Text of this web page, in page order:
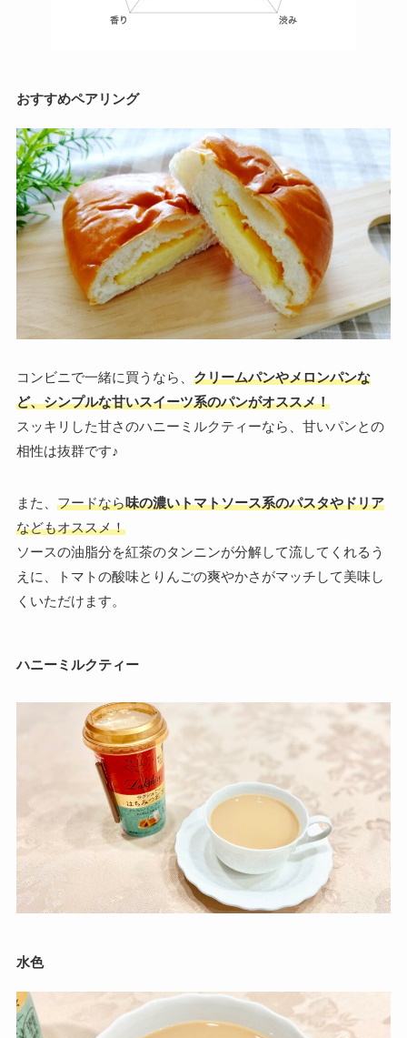
おすすめペアリング
コンビニで一緒に買うなら、 クリームパンやメロンパンな
ど、シンプルな甘いスイーツ系のパンがオススメ！
スッキリした甘さのハニーミルクティーなら、甘いパンとの
相性は抜群です♪
また、 フードなら味の濃いトマトソース系のパスタやドリア
などもオススメ！
ソースの油脂分を紅茶のタンニンが分解して流してくれるう
えに、トマトの酸味とりんごの爽やかさがマッチして美味し
くいただけます。
ハニーミルクティー
水色